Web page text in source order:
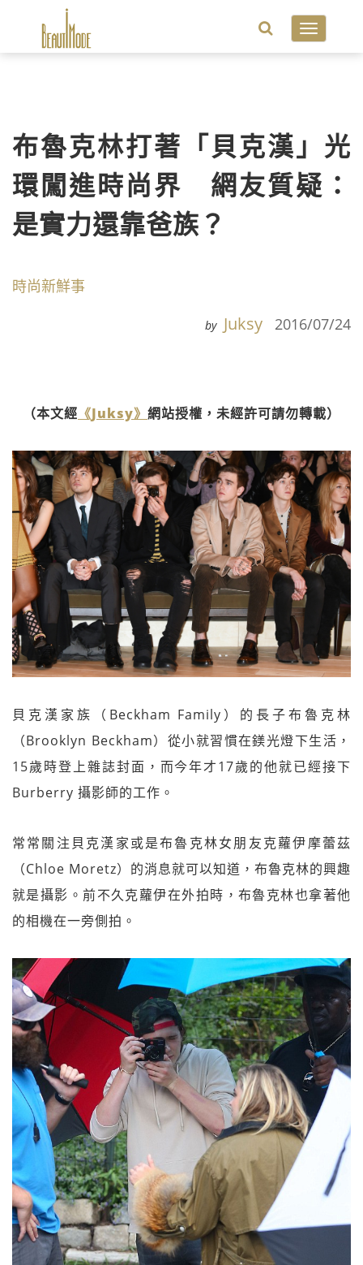
Toggle
布魯克林打著「貝克漢」光
環闖進時尚界 網友質疑：
是實力還靠爸族？
時尚新鮮事
by Juksy 2016/07/24
（本文經 《Juksy》 網站授權，未經許可請勿轉載）
貝克漢家族（Beckham Family）的長子布魯克林
（Brooklyn Beckham）從小就習慣在鎂光燈下生活，
15歲時登上雜誌封面，而今年才17歲的他就已經接下
Burberry 攝影師的工作。
常常關注貝克漢家或是布魯克林女朋友克蘿伊摩蕾茲
（Chloe Moretz）的消息就可以知道，布魯克林的興趣
就是攝影。前不久克蘿伊在外拍時，布魯克林也拿著他
的相機在一旁側拍。